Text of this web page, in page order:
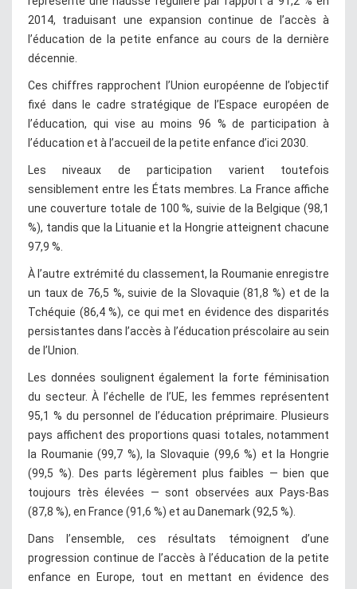
2014, traduisant une expansion continue de l’accès à
l’éducation de la petite enfance au cours de la dernière
décennie.
Ces chiffres rapprochent l’Union européenne de l’objectif
fixé dans le cadre stratégique de l’Espace européen de
l’éducation, qui vise au moins 96 % de participation à
l’éducation et à l’accueil de la petite enfance d’ici 2030.
Les niveaux de participation varient toutefois
sensiblement entre les États membres. La France affiche
une couverture totale de 100 %, suivie de la Belgique (98,1
%), tandis que la Lituanie et la Hongrie atteignent chacune
97,9 %.
À l’autre extrémité du classement, la Roumanie enregistre
un taux de 76,5 %, suivie de la Slovaquie (81,8 %) et de la
Tchéquie (86,4 %), ce qui met en évidence des disparités
persistantes dans l’accès à l’éducation préscolaire au sein
de l’Union.
Les données soulignent également la forte féminisation
du secteur. À l’échelle de l’UE, les femmes représentent
95,1 % du personnel de l’éducation préprimaire. Plusieurs
pays affichent des proportions quasi totales, notamment
la Roumanie (99,7 %), la Slovaquie (99,6 %) et la Hongrie
(99,5 %). Des parts légèrement plus faibles — bien que
toujours très élevées — sont observées aux Pays-Bas
(87,8 %), en France (91,6 %) et au Danemark (92,5 %).
Dans l’ensemble, ces résultats témoignent d’une
progression continue de l’accès à l’éducation de la petite
enfance en Europe, tout en mettant en évidence des